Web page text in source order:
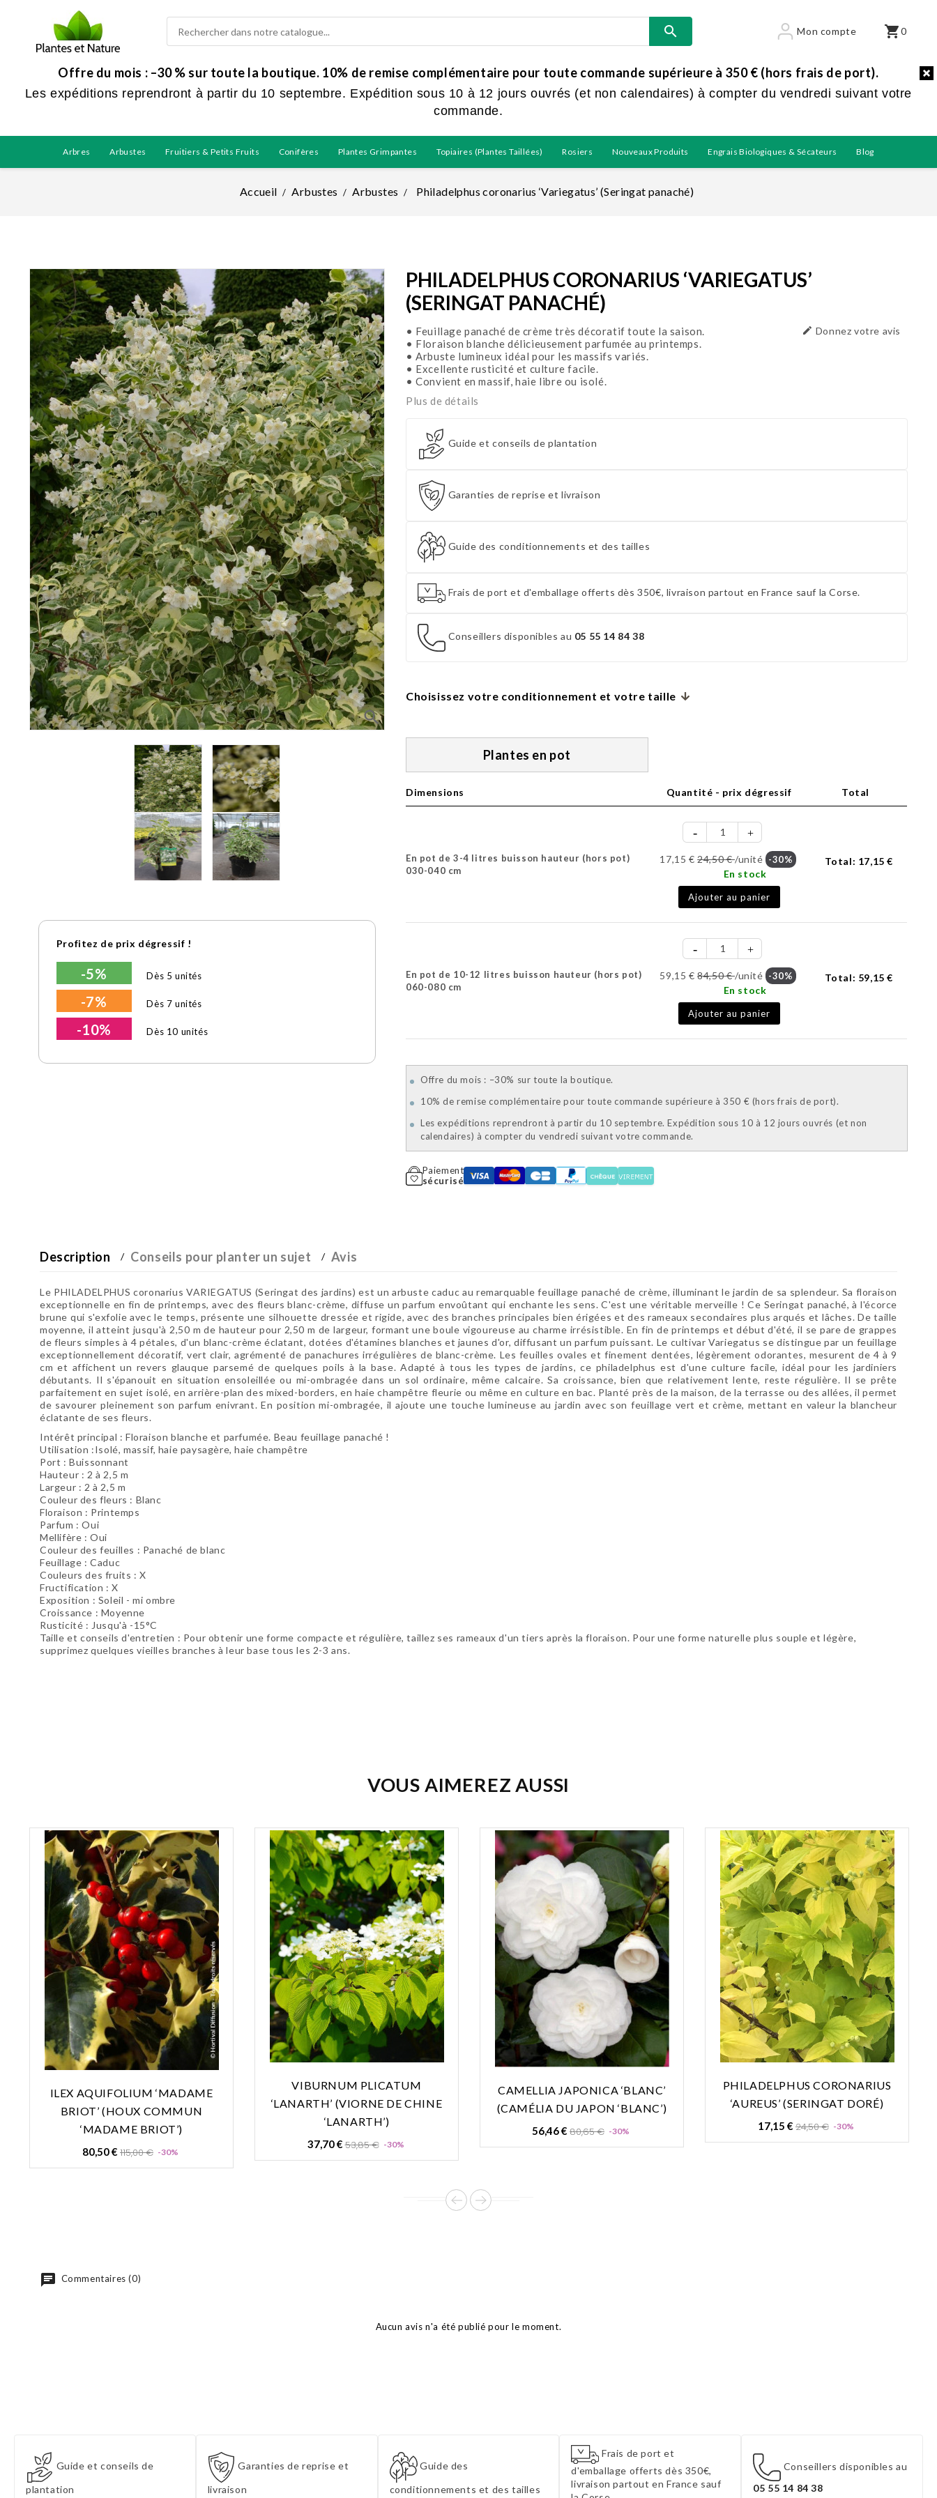
Offre du mois : –30 % sur toute la boutique. 10% de remise complémentaire pour toute commande supérieure à 350 € (hors frais de port).
Les expéditions reprendront à partir du 10 septembre. Expédition sous 10 à 12 jours ouvrés (et non calendaires) à compter du vendredi suivant votre
commande.
 Mon compte shopping_cart0
Arbres Arbustes Fruitiers & Petits Fruits Conifères Plantes Grimpantes Topiaires (plantes Taillées) Rosiers Nouveaux Produits Engrais Biologiques & Sécateurs Blog
Accueil Arbustes Arbustes Philadelphus coronarius ‘Variegatus’ (Seringat panaché)
search
Profitez de prix dégressif !
-5% Dès 5 unités
-7% Dès 7 unités
-10% Dès 10 unités
PHILADELPHUS CORONARIUS ‘VARIEGATUS’
(SERINGAT PANACHÉ)
 Donnez votre avis
• Feuillage panaché de crème très décoratif toute la saison.
• Floraison blanche délicieusement parfumée au printemps.
• Arbuste lumineux idéal pour les massifs variés.
• Excellente rusticité et culture facile.
• Convient en massif, haie libre ou isolé.
Plus de détails
Guide et conseils de plantation
Garanties de reprise et livraison
Guide des conditionnements et des tailles
Frais de port et d'emballage offerts dès 350€, livraison partout en France sauf la Corse.
Conseillers disponibles au 05 55 14 84 38
Choisissez votre conditionnement et votre taille
Plantes en pot
Dimensions Quantité - prix dégressif Total
En pot de 3-4 litres buisson hauteur (hors pot)
030-040 cm
17,15 €24,50 €/unité -30%
En stock
Ajouter au panier
Total: 17,15 €
En pot de 10-12 litres buisson hauteur (hors pot)
060-080 cm
59,15 €84,50 €/unité -30%
En stock
Ajouter au panier
Total: 59,15 €
Offre du mois : –30% sur toute la boutique.
10% de remise complémentaire pour toute commande supérieure à 350 € (hors frais de port).
Les expéditions reprendront à partir du 10 septembre. Expédition sous 10 à 12 jours ouvrés (et non
calendaires) à compter du vendredi suivant votre commande.
Paiement
sécurisé
Description Conseils pour planter un sujet Avis
Le PHILADELPHUS coronarius VARIEGATUS (Seringat des jardins) est un arbuste caduc au remarquable feuillage panaché de crème, illuminant le jardin de sa splendeur. Sa floraison
exceptionnelle en fin de printemps, avec des fleurs blanc-crème, diffuse un parfum envoûtant qui enchante les sens. C'est une véritable merveille ! Ce Seringat panaché, à l'écorce
brune qui s'exfolie avec le temps, présente une silhouette dressée et rigide, avec des branches principales bien érigées et des rameaux secondaires plus arqués et lâches. De taille
moyenne, il atteint jusqu'à 2,50 m de hauteur pour 2,50 m de largeur, formant une boule vigoureuse au charme irrésistible. En fin de printemps et début d'été, il se pare de grappes
de fleurs simples à 4 pétales, d'un blanc-crème éclatant, dotées d'étamines blanches et jaunes d'or, diffusant un parfum puissant. Le cultivar Variegatus se distingue par un feuillage
exceptionnellement décoratif, vert clair, agrémenté de panachures irrégulières de blanc-crème. Les feuilles ovales et finement dentées, légèrement odorantes, mesurent de 4 à 9
cm et affichent un revers glauque parsemé de quelques poils à la base. Adapté à tous les types de jardins, ce philadelphus est d'une culture facile, idéal pour les jardiniers
débutants. Il s'épanouit en situation ensoleillée ou mi-ombragée dans un sol ordinaire, même calcaire. Sa croissance, bien que relativement lente, reste régulière. Il se prête
parfaitement en sujet isolé, en arrière-plan des mixed-borders, en haie champêtre fleurie ou même en culture en bac. Planté près de la maison, de la terrasse ou des allées, il permet
de savourer pleinement son parfum enivrant. En position mi-ombragée, il ajoute une touche lumineuse au jardin avec son feuillage vert et crème, mettant en valeur la blancheur
éclatante de ses fleurs.
Intérêt principal : Floraison blanche et parfumée. Beau feuillage panaché !
Utilisation :Isolé, massif, haie paysagère, haie champêtre
Port : Buissonnant
Hauteur : 2 à 2,5 m
Largeur : 2 à 2,5 m
Couleur des fleurs : Blanc
Floraison : Printemps
Parfum : Oui
Mellifère : Oui
Couleur des feuilles : Panaché de blanc
Feuillage : Caduc
Couleurs des fruits : X
Fructification : X
Exposition : Soleil - mi ombre
Croissance : Moyenne
Rusticité : Jusqu'à -15°C
Taille et conseils d'entretien : Pour obtenir une forme compacte et régulière, taillez ses rameaux d'un tiers après la floraison. Pour une forme naturelle plus souple et légère,
supprimez quelques vieilles branches à leur base tous les 2-3 ans.
VOUS AIMEREZ AUSSI
ILEX AQUIFOLIUM ‘MADAME
BRIOT’ (HOUX COMMUN
‘MADAME BRIOT’)
80,50 € Prix
115,00 € -30%
VIBURNUM PLICATUM
‘LANARTH’ (VIORNE DE CHINE
‘LANARTH’)
37,70 €Prix
53,85 € -30%
CAMELLIA JAPONICA ‘BLANC’
(CAMÉLIA DU JAPON ‘BLANC’)
56,46 € Prix
80,65 € -30%
PHILADELPHUS CORONARIUS
‘AUREUS’ (SERINGAT DORÉ)
17,15 € Prix
24,50 € -30%
Commentaires (0)
Aucun avis n'a été publié pour le moment.
Guide et conseils de
plantation
Garanties de reprise et
livraison
Guide des
conditionnements et des tailles
Frais de port et
d'emballage offerts dès 350€,
livraison partout en France sauf
Conseillers disponibles au
05 55 14 84 38